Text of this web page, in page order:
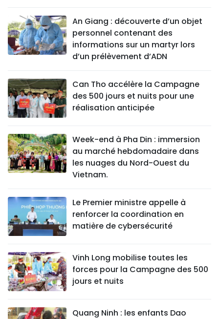
An Giang : découverte d’un objet
personnel contenant des
informations sur un martyr lors
d’un prélèvement d’ADN
Can Tho accélère la Campagne
des 500 jours et nuits pour une
réalisation anticipée
Week-end à Pha Din : immersion
au marché hebdomadaire dans
les nuages du Nord-Ouest du
Vietnam.
Le Premier ministre appelle à
renforcer la coordination en
matière de cybersécurité
Vinh Long mobilise toutes les
forces pour la Campagne des 500
jours et nuits
Quang Ninh : les enfants Dao